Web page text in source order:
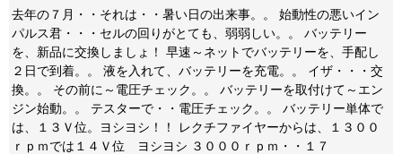
去年の７月・・それは・・暑い日の出来事。。 始動性の悪いイン
パルス君・・・セルの回りがとても、弱弱しい。。 バッテリー
を、新品に交換しましょ！ 早速～ネットでバッテリーを、手配し
２日で到着。。 液を入れて、バッテリーを充電。。 イザ・・・交
換。。 その前に～電圧チェック。。 バッテリーを取付けて～エン
ジン始動。。 テスターで・・電圧チェック。。 バッテリー単体で
は、１３Ｖ位。ヨシヨシ！！ レクチファイヤーからは、１３００
ｒｐｍでは１４Ｖ位 ヨシヨシ ３０００ｒｐｍ・・１７